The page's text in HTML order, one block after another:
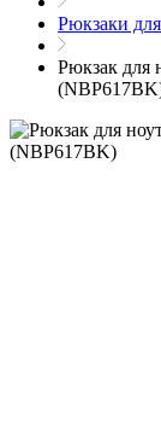
Рюкзаки
Рюкзак для